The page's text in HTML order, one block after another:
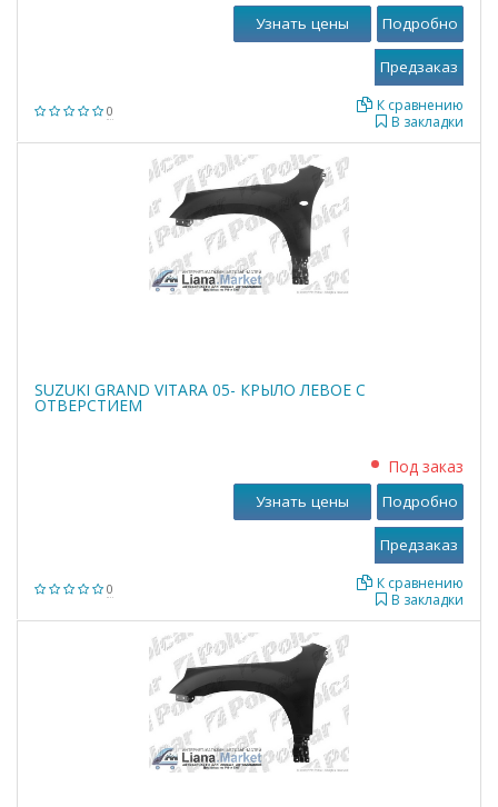
0
В закладки
К сравнению
Узнать цены Подробно
SUZUKI GRAND VITARA 05- КРЫЛО ЛЕВОЕ С
ОТВЕРСТИЕМ
0
Под заказ
В закладки
К сравнению
Узнать цены Подробно